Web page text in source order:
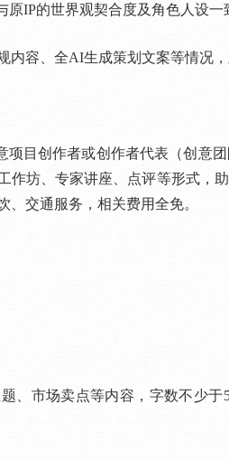
原IP的世界观契合度及角色人设
容、全AI生成策划文案等情况，
目创作者或创作者代表（创意
作坊、专家讲座、点评等形式，
交通服务，相关费用全免。
市场卖点等内容，字数不少于